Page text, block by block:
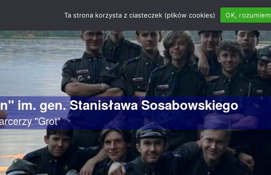
im. gen. Stanisława Sosabowskiego
"Grot"
Ta strona korzysta z ciasteczek (plików cookies) OK, rozumiem